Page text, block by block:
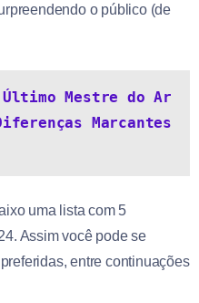
o público (de
Mestre do Ar
Marcantes
uma lista com 5
Assim você pode se
entre continuações